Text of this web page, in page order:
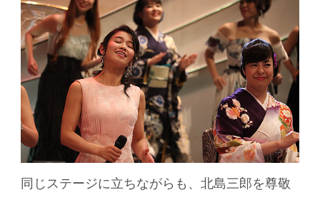
同じステージに立ちながらも、北島三郎を尊敬